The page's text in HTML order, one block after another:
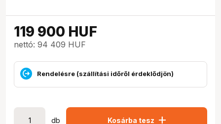
119 900 HUF
nettó: 94 409 HUF
Rendelésre (szállítási időről érdeklődjön)
db Kosárba tesz add